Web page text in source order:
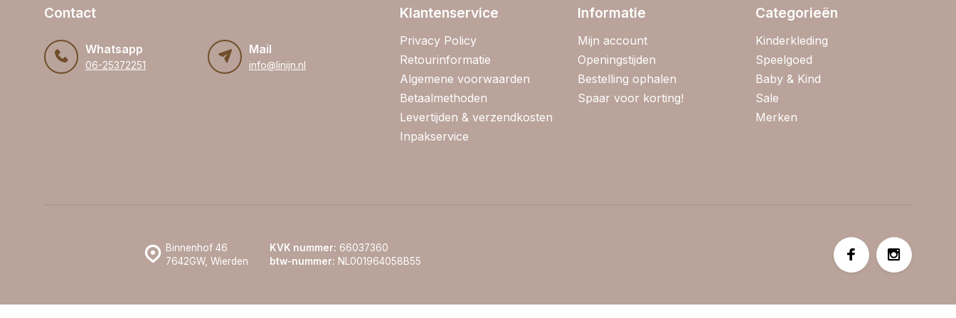
Contact
Whatsapp
06-25372251
Mail
info@linijn.nl
Klantenservice
Privacy Policy
Retourinformatie
Algemene voorwaarden
Betaalmethoden
Levertijden & verzendkosten
Inpakservice
Informatie
Mijn account
Openingstijden
Bestelling ophalen
Spaar voor korting!
Categorieën
Kinderkleding
Speelgoed
Baby & Kind
Sale
Merken
Binnenhof 46
7642GW, Wierden
KVK nummer: 66037360
btw-nummer: NL001964058B55